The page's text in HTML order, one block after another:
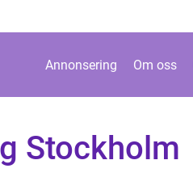
Annonsering Om oss
Stockholm